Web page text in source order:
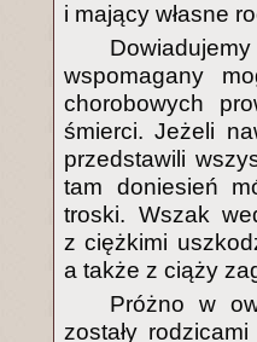
i mający własne
wspomagany
chorobowych
śmierci. Jeżeli
przedstawili
tam doniesień
troski. Wszak
z ciężkimi
a także z ciąży
Próżno w
zostały